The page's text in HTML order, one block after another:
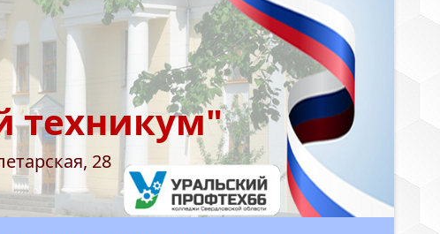
техникум"
28